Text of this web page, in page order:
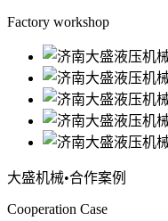
Factory workshop
大盛机械•合作案例
Cooperation Case